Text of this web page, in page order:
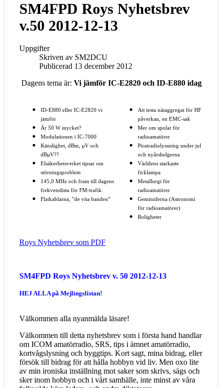
SM4FPD Roys Nyhetsbrev
v.50 2012-12-13
Uppgifter
Skriven av SM2DCU
Publicerad 13 december 2012
Dagens tema är: Vi jämför IC-E2820 och ID-E880 idag
ID-E880 eller IC-E2820 vi
jämför
Är 50 W mycket?
Modulationen i IC-7000
Känslighet, dBm, µV och
dBµV??
Elsäkerhetsverket tipsar om
störningsproblem
145,0 MHz och fram till dagens
frekvenslista för FM-trafik.
Flatkablarna, ”de vita banden”
Att testa nätaggregat för HF
påverkan, en EMC-sak
Mer om spolar för
radioamatörer
Piratradiolyssning under jul
och nyårshelgerna
Världens starkaste
ficklampa
Metallurgi för
radioamatörer
Geminiderna (Astronomi
för radioamatörer)
Roligheter
Roys Nyhetsbrev som PDF
SM4FPD Roys Nyhetsbrev v. 50 2012-12-13
HEJ ALLA på Mejlingslistan!
Välkommen alla nyanmälda läsare!
Välkommen till detta nyhetsbrev som i första hand handlar
om ICOM amatörradio, SRS, tips i ämnet amatörradio,
kortvågslysning och byggtips. Kort sagt, mina bidrag, eller
försök till bidrag för att hålla hobbyn vid liv. Men oxo lite
av min ironiska inställning mot saker som skrivs, sägs och
sker inom hobbyn och i vårt samhälle, inte minst av våra